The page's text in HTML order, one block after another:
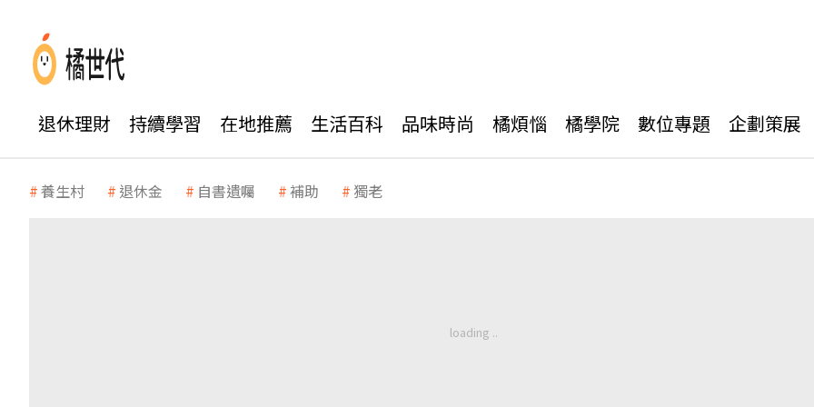
退休理財 持續學習 在地推薦 生活百科 品味時尚 橘煩惱 橘學院 數位專題 企劃策展
養生村 退休金 自書遺囑 補助 獨老